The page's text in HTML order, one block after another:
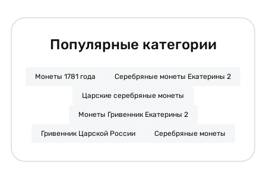
Популярные категории
Монеты 1781 года Серебряные монеты Екатерины 2
Царские серебряные монеты
Монеты Гривенник Екатерины 2
Гривенник Царской России Серебряные монеты